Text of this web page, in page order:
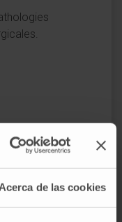
Acerca de las cookies